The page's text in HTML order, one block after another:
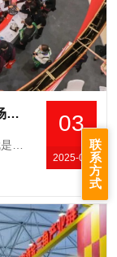
03
2025-03
2025第112届成都春季全国糖酒会：一场味觉与商业的盛宴
联
系
方
式